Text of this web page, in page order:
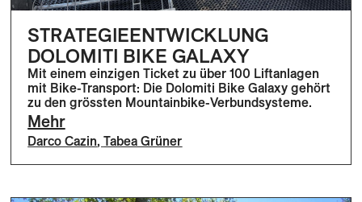
STRATEGIEENTWICKLUNG
DOLOMITI BIKE GALAXY
Mit einem einzigen Ticket zu über 100 Liftanlagen
mit Bike-Transport: Die Dolomiti Bike Galaxy gehört
zu den grössten Mountainbike-Verbundsysteme.
Mehr
Darco Cazin,Tabea Grüner